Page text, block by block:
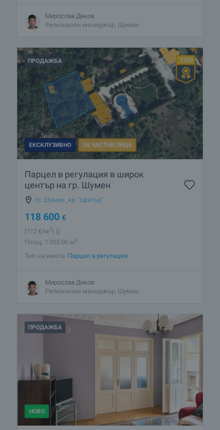
Мирослав Дяков
Регионален мениджър, Шумен
ПРОДАЖБА
ЕКСКЛУЗИВНО ЗА ЧАСТНИ ЛИЦА
Парцел в регулация в широк
център на гр. Шумен
гр. Шумен кв. "Център"
118 600 €
(112 €/м2) ()
Площ: 1 055.00 м2
Тип на имота: Парцел в регулация
Мирослав Дяков
Регионален мениджър, Шумен
ПРОДАЖБА
НОВО